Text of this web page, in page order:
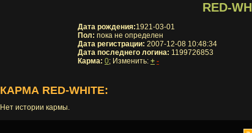
RED-
Дата рождения:1921-03-01
Пол: пока не определен
Дата регистрации: 2007-12-08 10:48:34
Дата последнего логина: 1199726853
Карма: 0; Изменить: + -
КАРМА RED-WHITE:
Нет истории кармы.